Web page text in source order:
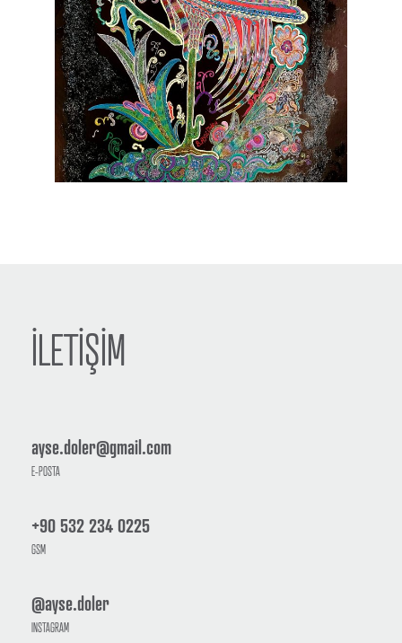
İLETİŞİM
ayse.doler@gmail.com
E-POSTA
+90 532 234 0225
GSM
@ayse.doler
INSTAGRAM